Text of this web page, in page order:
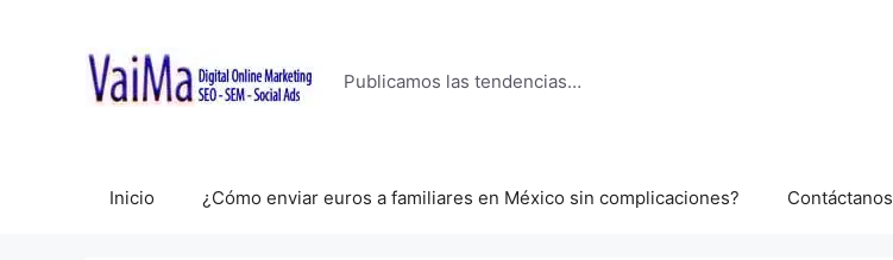
contenido
Publicamos las tendencias…
Inicio ¿Cómo enviar euros a familiares en México sin complicaciones? Contáctanos